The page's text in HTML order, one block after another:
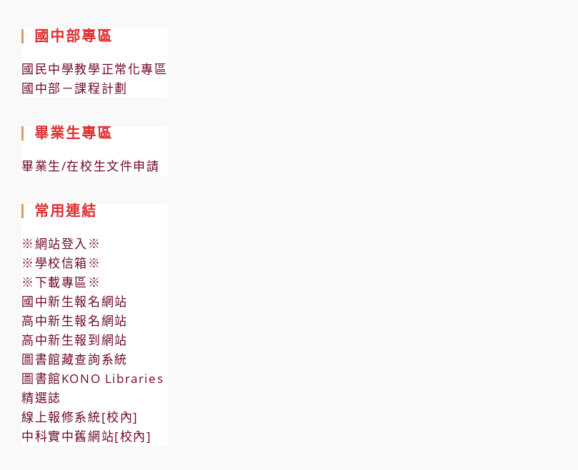
國中部專區
國民中學教學正常化專區
國中部－課程計劃
畢業生專區
畢業生/在校生文件申請
常用連結
※網站登入※
※學校信箱※
※下載專區※
國中新生報名網站
高中新生報名網站
高中新生報到網站
圖書館藏查詢系統
圖書館KONO Libraries
精選誌
線上報修系統[校內]
中科實中舊網站[校內]